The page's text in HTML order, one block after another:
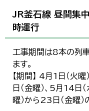
JR釜石線 昼間集
時運行
工事期間は8本の列
ます。
【期間】 4月1日（火曜
日（金曜）、5月14日
曜）から23日（金曜